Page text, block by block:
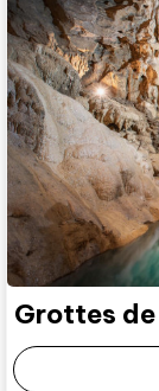
Grottes